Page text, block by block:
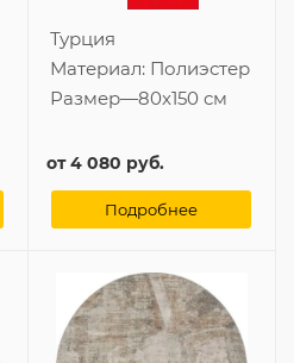
Турция
Материал: Полиэстер
Размер—80x150 см
от4 080 руб.
Подробнее